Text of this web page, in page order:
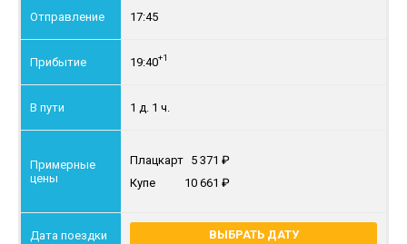
17:45
19:40+1
1 д. 1 ч.
Плацкарт 5 371
Купе
10 661
ВЫБРАТЬ ДАТУ